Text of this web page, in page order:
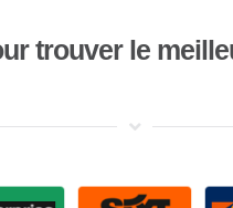
trouver le